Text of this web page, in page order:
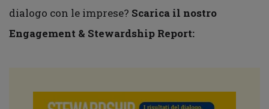
dialogo con le imprese? Scarica il nostro
Engagement & Stewardship Report: